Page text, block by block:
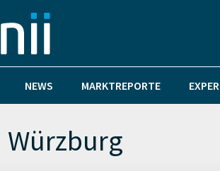
NEWS MARKTREPORTE
Würzburg